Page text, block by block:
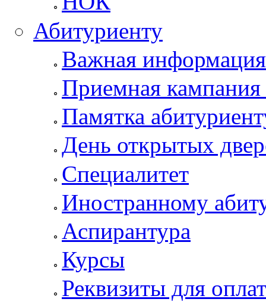
Абитуриенту
Важная информация
Приемная
Памятка
День открытых
Специалитет
Иностранному
Аспирантура
Курсы
Реквизиты для